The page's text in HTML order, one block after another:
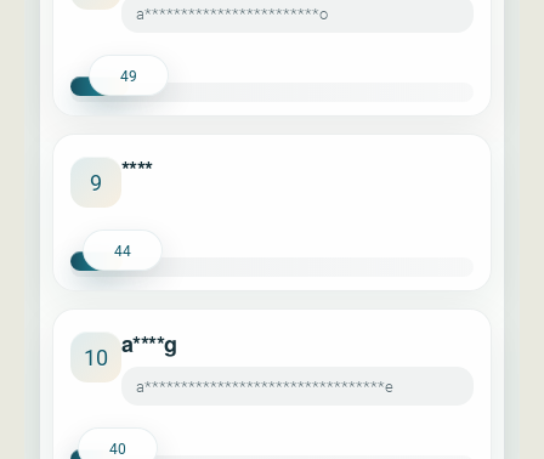
a************************o
49
9 ****
44
10 a****g
a*********************************e
40